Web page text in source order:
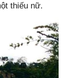
thiếu nữ.